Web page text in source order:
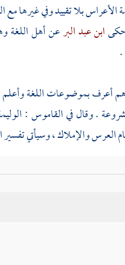
بلا تقييد وفي غيرها مع
ابن عبد البرعن أهل اللغة
.
أعرف بموضوعات اللغة
. وقال في القاموس :
والإملاك ، وسيأتي تفسير
أنها مندوبة . وروىابن
قولي